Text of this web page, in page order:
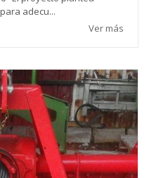
adecu...
Ver más